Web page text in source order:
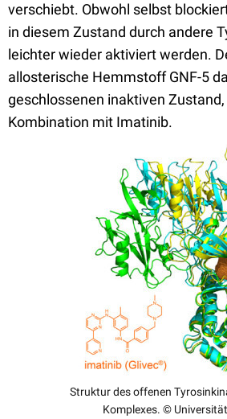
verschiebt. Obwohl selbst
in diesem Zustand durch andere
leichter wieder aktiviert werden.
allosterische Hemmstoff GNF-5
geschlossenen inaktiven Zustand,
Kombination mit Imatinib.
Struktur des offenen
Komplexes. ©